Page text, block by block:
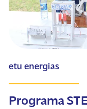
etu energias
Programa